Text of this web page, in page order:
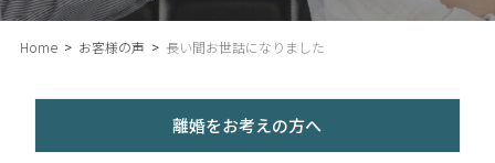
Home > お客様の声 > 長い間お世話になりました
離婚をお考えの方へ